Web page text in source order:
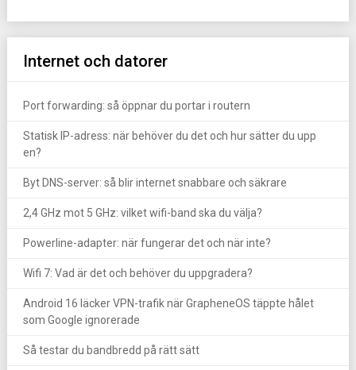
Internet och datorer
Port forwarding: så öppnar du portar i routern
Statisk IP-adress: när behöver du det och hur sätter du upp
en?
Byt DNS-server: så blir internet snabbare och säkrare
2,4 GHz mot 5 GHz: vilket wifi-band ska du välja?
Powerline-adapter: när fungerar det och när inte?
Wifi 7: Vad är det och behöver du uppgradera?
Android 16 läcker VPN-trafik när GrapheneOS täppte hålet
som Google ignorerade
Så testar du bandbredd på rätt sätt